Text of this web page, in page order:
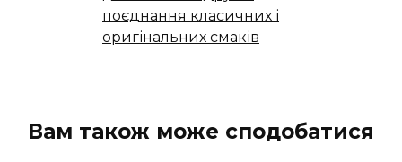
поєднання класичних і
оригінальних смаків
Вам також може сподобатися